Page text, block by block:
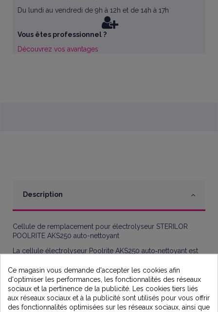
Du lundi au vendredi de 9h à 12h et de 14h à 17h
Vous êtes professionnel ?
Découvrez vos avantages
Description
Cellule de remplacement pour électrolyseur STERILOR
POOLRITE AKS250 auto-nettoyant
La cellule électrolyseur Poolrite AKS250 auto‑nettoyant est
électrolyseurs au sel Poolrite / Sterilor AKS250. Elle
transforme le sel dissous dans l’eau en chlore actif afin
d’assurer une désinfection automatique et continue de votre
piscine, tout en réduisant l’accumulation de calcaire grâce à
sa fonction auto‑nettoyante.
Ce magasin vous demande d'accepter les cookies afin
d'optimiser les performances, les fonctionnalités des réseaux
sociaux et la pertinence de la publicité. Les cookies tiers liés
aux réseaux sociaux et à la publicité sont utilisés pour vous offrir
des fonctionnalités optimisées sur les réseaux sociaux, ainsi que